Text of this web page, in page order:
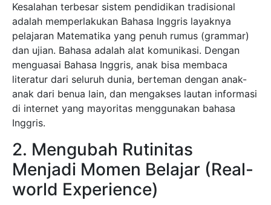
Kesalahan terbesar sistem pendidikan tradisional
adalah memperlakukan Bahasa Inggris layaknya
pelajaran Matematika yang penuh rumus (grammar)
dan ujian. Bahasa adalah alat komunikasi. Dengan
menguasai Bahasa Inggris, anak bisa membaca
literatur dari seluruh dunia, berteman dengan anak-
anak dari benua lain, dan mengakses lautan informasi
di internet yang mayoritas menggunakan bahasa
Inggris.
2. Mengubah Rutinitas
Menjadi Momen Belajar (Real-
world Experience)